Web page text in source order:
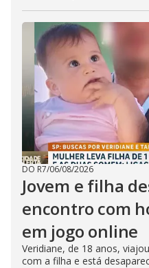
DO R7/06/08/2026
Jovem e filha
encontro com
em jogo online
Veridiane, de 18 anos,
com a filha e está